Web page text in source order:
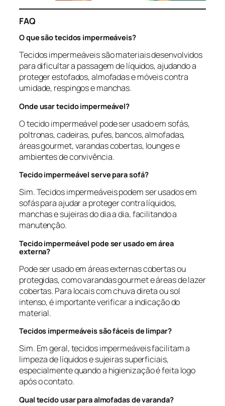
FAQ
O que são tecidos impermeáveis?
Tecidos impermeáveis são materiais desenvolvidos
para dificultar a passagem de líquidos, ajudando a
proteger estofados, almofadas e móveis contra
umidade, respingos e manchas.
Onde usar tecido impermeável?
O tecido impermeável pode ser usado em sofás,
poltronas, cadeiras, pufes, bancos, almofadas,
áreas gourmet, varandas cobertas, lounges e
ambientes de convivência.
Tecido impermeável serve para sofá?
Sim. Tecidos impermeáveis podem ser usados em
sofás para ajudar a proteger contra líquidos,
manchas e sujeiras do dia a dia, facilitando a
manutenção.
Tecido impermeável pode ser usado em área
externa?
Pode ser usado em áreas externas cobertas ou
protegidas, como varandas gourmet e áreas de lazer
cobertas. Para locais com chuva direta ou sol
intenso, é importante verificar a indicação do
material.
Tecidos impermeáveis são fáceis de limpar?
Sim. Em geral, tecidos impermeáveis facilitam a
limpeza de líquidos e sujeiras superficiais,
especialmente quando a higienização é feita logo
após o contato.
Qual tecido usar para almofadas de varanda?